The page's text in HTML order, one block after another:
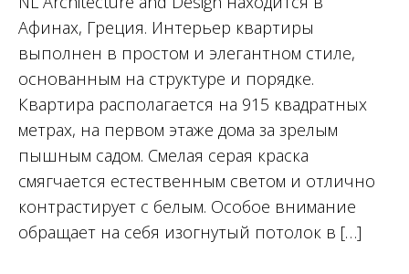
Афинах, Греция. Интерьер квартиры
выполнен в простом и элегантном стиле,
основанным на структуре и порядке.
Квартира располагается на 915 квадратных
метрах, на первом этаже дома за зрелым
пышным садом. Смелая серая краска
смягчается естественным светом и отлично
контрастирует с белым. Особое внимание
обращает на себя изогнутый потолок в […]